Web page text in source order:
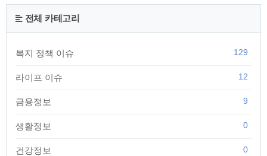
전체 카테고리
복지 정책 이슈 129
라이프 이슈 12
금융정보 9
생활정보 0
건강정보 0